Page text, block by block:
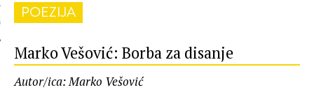
POEZIJA
Marko Vešović: Borba za disanje
Autor/ica: Marko Vešović